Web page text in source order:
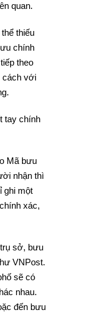
quan.
thiếu
chính
theo
cách với
tay chính
Mã bưu
nhận thì
ghi một
xác,
sở, bưu
VNPost.
sẽ có
nhau.
đến bưu